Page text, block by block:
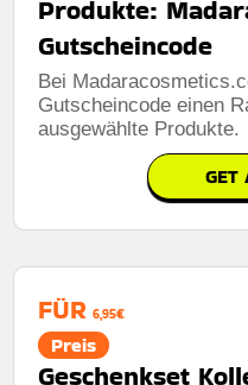
Produkte:
Gutscheincode
Bei
Gutscheincode einen
ausgewählte Produkte.
GET
FÜR 6,95€
Preis
Geschenkset